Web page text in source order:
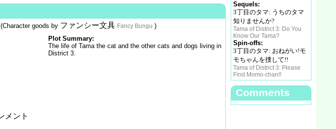
(Character goods by ファンシー文具 Fancy Bungu )
メント
Plot Summary:
The life of Tama the cat and the other cats and dogs living in
District 3.
Sequels:
3丁目のタマ: うちのタマ
知りませんか?
Tama of District 3: Do You
Know Our Tama?
Spin-offs:
3丁目のタマ: おねがい!モ
モちゃんを捜して!!
Tama of District 3: Please
Find Momo-chan!!
Comments